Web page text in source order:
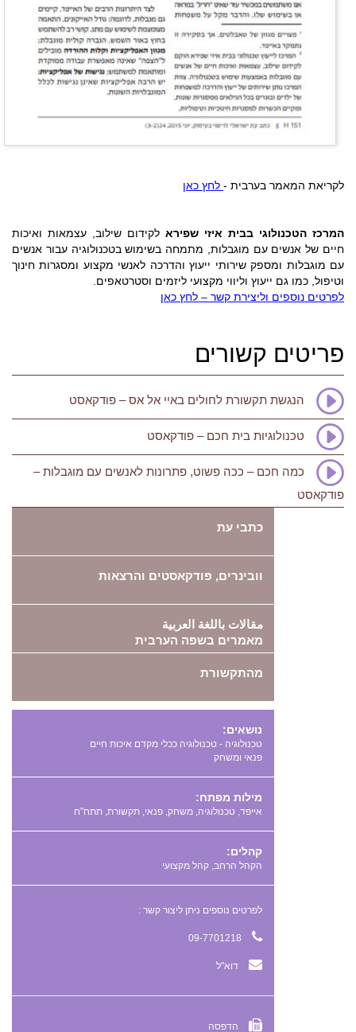
לקריאת המאמר בערבית - לחץ כאן
המרכז הטכנולוגי בבית איזי שפירא לקידום שילוב, עצמאות ואיכות
חיים של אנשים עם מוגבלות, מתמחה בשימוש בטכנולוגיה עבור אנשים
עם מוגבלות ומספק שירותי ייעוץ והדרכה לאנשי מקצוע ומסגרות חינוך
וטיפול, כמו גם ייעוץ וליווי מקצועי ליזמים וסטרטאפים.
לפרטים נוספים וליצירת קשר – לחץ כאן
פריטים קשורים
הנגשת תקשורת לחולים באיי אל אס – פודקאסט
טכנולוגיות בית חכם – פודקאסט
כמה חכם – ככה פשוט, פתרונות לאנשים עם מוגבלות –
פודקאסט
כתבי עת
וובינרים, פודקאסטים והרצאות
مقالات باللغة العربية
מאמרים בשפה הערבית
מהתקשורת
נושאים:
טכנולוגיה - טכנולוגיה ככלי מקדם איכות חיים
פנאי ומשחק
מילות מפתח:
,
,
,
,
,
קהלים:
הקהל הרחב, קהל מקצועי
לפרטים נוספים ניתן ליצור קשר :
דוא"ל
הדפסה